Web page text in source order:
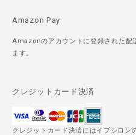
Amazon Pay
Amazonのアカウントに登録された配
ます。
クレジットカード決済
クレジットカード決済にはイプシロン